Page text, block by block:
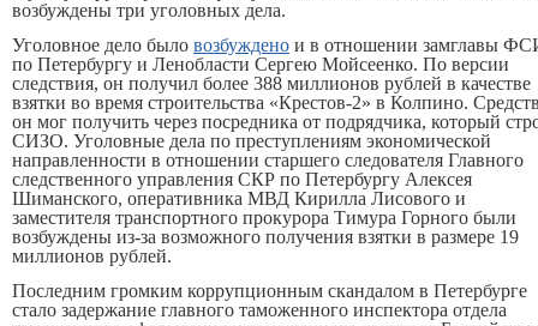
возбуждены три уголовных дела.
Уголовное дело было возбуждено и в отношении замглавы
по Петербургу и Ленобласти Сергею Мойсеенко. По версии
следствия, он получил более 388 миллионов рублей в качестве
взятки во время строительства «Крестов-2» в Колпино.
он мог получить через посредника от подрядчика, который
СИЗО. Уголовные дела по преступлениям экономической
направленности в отношении старшего следователя Главного
следственного управления СКР по Петербургу Алексея
Шиманского, оперативника МВД Кирилла Лисового и
заместителя транспортного прокурора Тимура Горного были
возбуждены из-за возможного получения взятки в размере 19
миллионов рублей.
Последним громким коррупционным скандалом в Петербурге
стало задержание главного таможенного инспектора отдела